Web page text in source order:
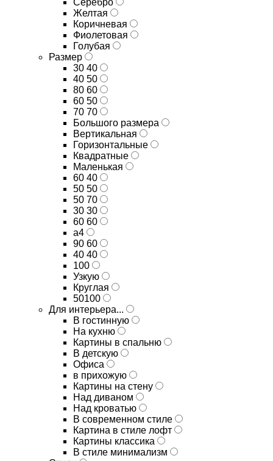
Серебро
Желтая
Коричневая
Фиолетовая
Голубая
Размер
30 40
40 50
80 60
60 50
70 70
Большого размера
Вертикальная
Горизонтальные
Квадратные
Маленькая
60 40
50 50
50 70
30 30
60 60
а4
90 60
40 40
100
Узкую
Круглая
50100
Для интерьера...
В гостинную
На кухню
Картины в спальню
В детскую
Офиса
в прихожую
Картины на стену
Над диваном
Над кроватью
В современном стиле
Картина в стиле лофт
Картины классика
В стиле минимализм